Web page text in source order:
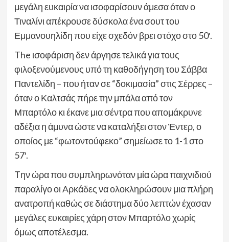
μεγάλη ευκαιρία να ισοφαρίσουν άμεσα όταν ο
Τιναλίνι απέκρουσε δύσκολα ένα σουτ του
Εμμανουηλίδη που είχε σχεδόν βρει στόχο στο 50′.
The ισοφάριση δεν άργησε τελικά για τους
φιλοξενούμενους υπό τη καθοδήγηση του Σάββα
Παντελίδη – που ήταν σε “δοκιμασία” στις Σέρρες –
όταν ο Καλτσάς πήρε την μπάλα από τον
Μπαρτόλο κι έκανε μια σέντρα που απομάκρυνε
αδέξια η άμυνα ώστε να καταλήξει στον Έντερ, ο
οποίος με “φωτοντούφεκο” σημείωσε το 1-1 στο
57′.
Tην ώρα που συμπληρωνόταν μία ώρα παιχνιδιού
παραλίγο οι Αρκάδες να ολοκληρώσουν μια πλήρη
ανατροπή καθώς σε διάστημα δύο λεπτών έχασαν
μεγάλες ευκαιρίες χάρη στον Μπαρτόλο χωρίς
όμως αποτέλεσμα.